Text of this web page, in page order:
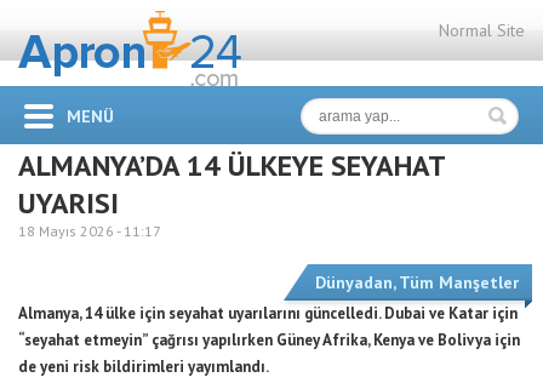
Normal Site
MENÜ
ALMANYA’DA 14 ÜLKEYE SEYAHAT
UYARISI
18 Mayıs 2026 - 11:17
Dünyadan,Tüm Manşetler
Almanya, 14 ülke için seyahat uyarılarını güncelledi. Dubai ve Katar için
“seyahat etmeyin” çağrısı yapılırken Güney Afrika, Kenya ve Bolivya için
de yeni risk bildirimleri yayımlandı.